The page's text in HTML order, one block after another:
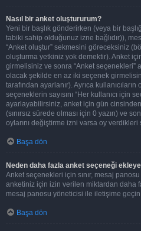
Nasıl bir anket oluştururum?
Yeni bir başlık gönderirken (veya bir
tabiki sahip olduğunuz izne bağlıdır)),
“Anket oluştur” sekmesini göreceksiniz
oluşturma yetkiniz yok demektir). Anket
girmelisiniz ve sonra “Anket seçenekleri”
olacak şekilde en az iki seçenek
tarafından ayarlanır). Ayrıca
seçeneklerin sayısını “Her kullanıcı için
ayarlayabilirsiniz, anket için gün
(sınırsız sürede olması için 0 yazın) ve
oylarını değiştirme izni varsa oy
Başa dön
Neden daha fazla anket seçeneği
Anket seçenekleri için sınır, mesaj
anketiniz için izin verilen miktardan daha
mesaj panosu yöneticisi ile iletişime geçin.
Başa dön